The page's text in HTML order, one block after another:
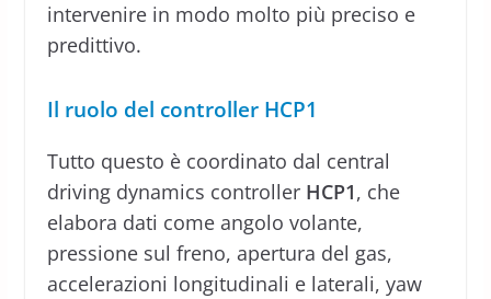
intervenire in modo molto più preciso e
predittivo.
Il ruolo del controller HCP1
Tutto questo è coordinato dal central
driving dynamics controller HCP1, che
elabora dati come angolo volante,
pressione sul freno, apertura del gas,
accelerazioni longitudinali e laterali, yaw